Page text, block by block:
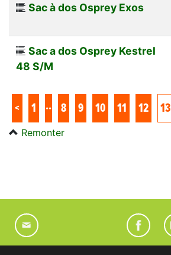
Sac à dos Osprey Exos
Sac a dos Osprey Kestrel
48 S/M
< 1 .. 8 9 10 11 12 13
Remonter